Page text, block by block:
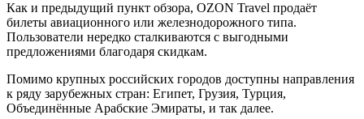
Как и предыдущий пункт обзора, OZON Travel продаёт
билеты авиационного или железнодорожного типа.
Пользователи нередко сталкиваются с выгодными
предложениями благодаря скидкам.
Помимо крупных российских городов доступны направления
к ряду зарубежных стран: Египет, Грузия, Турция,
Объединённые Арабские Эмираты, и так далее.